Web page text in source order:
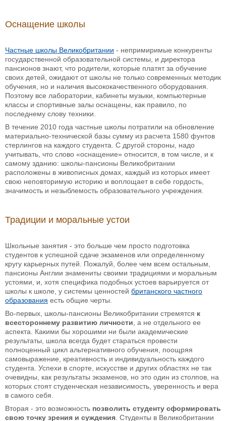
Оснащение школы
Частные школы Великобритании - непримиримые конкуренты
государственной образовательной системы, и директора
пансионов знают, что родители, которые платят за обучение
своих детей, ожидают от школы не только современных методик
обучения, но и наличия высококачественного оборудования.
Поэтому все лаборатории, кабинеты музыки, компьютерные
классы и спортивные залы оснащены, как правило, по
последнему слову техники.
В течение 2010 года частные школы потратили на обновление
материально-технической базы сумму из расчета 1580 фунтов
стерлингов на каждого студента. С другой стороны, надо
учитывать, что слово «оснащение» относится, в том числе, и к
самому зданию: школы-пансионы Великобритании
расположены в живописных домах, каждый из которых имеет
свою неповторимую историю и воплощает в себе гордость,
значимость и незыблемость образовательного учреждения.
Традиции и моральные устои
Школьные занятия - это больше чем просто подготовка
студентов к успешной сдаче экзаменов или определенному
кругу карьерных путей. Пожалуй, более чем всем остальным,
пансионы Англии знамениты своими традициями и моральным
устоями, и, хотя специфика подобных устоев варьируется от
школы к школе, у системы ценностей британского частного
образования есть общие черты.
Во-первых, школы-пансионы Великобритании стремятся к
всестороннему развитию личности , а не отдельного ее
аспекта. Какими бы хорошими ни были академические
результаты, школа всегда будет стараться провести
полноценный цикл альтернативного обучения, поощряя
самовыражение, креативность и индивидуальность каждого
студента. Успехи в спорте, искусстве и других областях не так
очевидны, как результаты экзаменов, но это один из столпов, на
которых стоят студенческая независимость, уверенность и вера
в самого себя.
Вторая - это возможность позволить студенту сформировать
свою точку зрения и суждения . Студенты в Великобритании